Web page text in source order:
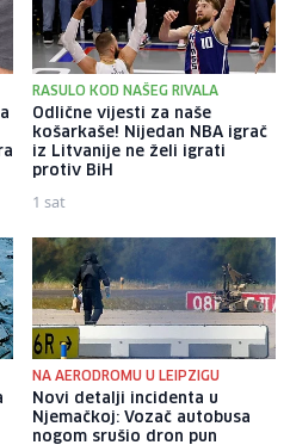
RASULO KOD NAŠEG RIVALA
Odlične vijesti za naše
košarkaše! Nijedan NBA igrač
iz Litvanije ne želi igrati
protiv BiH
1 sat
NA AERODROMU U LEIPZIGU
Novi detalji incidenta u
Njemačkoj: Vozač autobusa
nogom srušio dron pun